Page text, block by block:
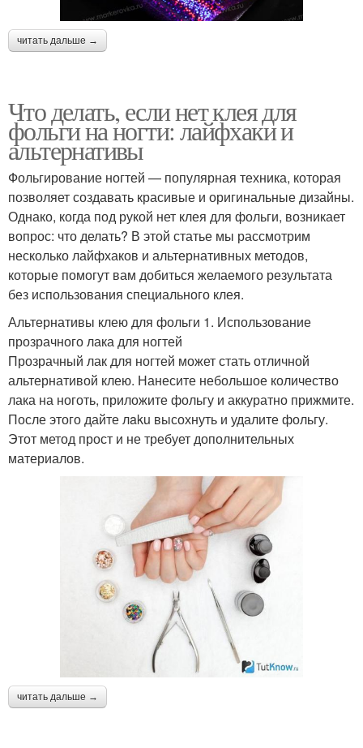
читать дальше →
Что делать, если нет клея для
фольги на ногти: лайфхаки и
альтернативы
Фольгирование ногтей — популярная техника, которая
позволяет создавать красивые и оригинальные дизайны.
Однако, когда под рукой нет клея для фольги, возникает
вопрос: что делать? В этой статье мы рассмотрим
несколько лайфхаков и альтернативных методов,
которые помогут вам добиться желаемого результата
без использования специального клея.
Альтернативы клею для фольги 1. Использование
прозрачного лака для ногтей
Прозрачный лак для ногтей может стать отличной
альтернативой клею. Нанесите небольшое количество
лака на ноготь, приложите фольгу и аккуратно прижмите.
После этого дайте лaku высохнуть и удалите фольгу.
Этот метод прост и не требует дополнительных
материалов.
читать дальше →